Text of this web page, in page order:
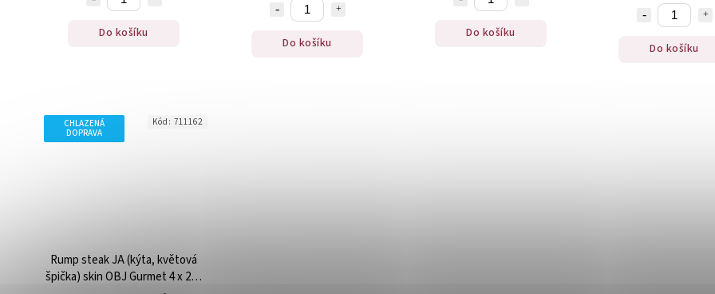
Do košíku
Do košíku
Do košíku
Do košíku
CHLAZENÁ
DOPRAVA
Rump steak JA (kýta, květová
špička) skin OBJ Gurmet 4 x 200
Kód: 711162